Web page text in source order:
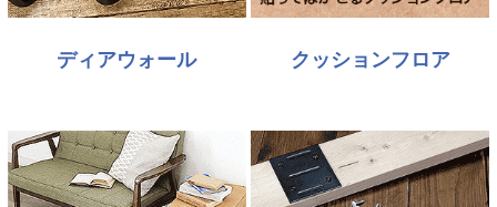
ディアウォール クッションフロア